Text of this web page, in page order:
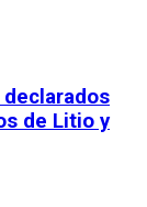
de Litio y